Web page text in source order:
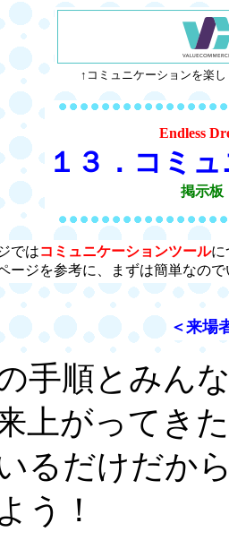
↑コミュニケーションを楽
Endless
１３．コミ
掲示板
ではコミュニケーションツールに
ージを参考に、まずは簡単なの
＜来場
手順とみん
上がってき
るだけだか
う！